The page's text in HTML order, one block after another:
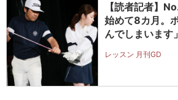
【読者記者】
始めて8カ月。
んでしまいます」
レッスン 月刊GD